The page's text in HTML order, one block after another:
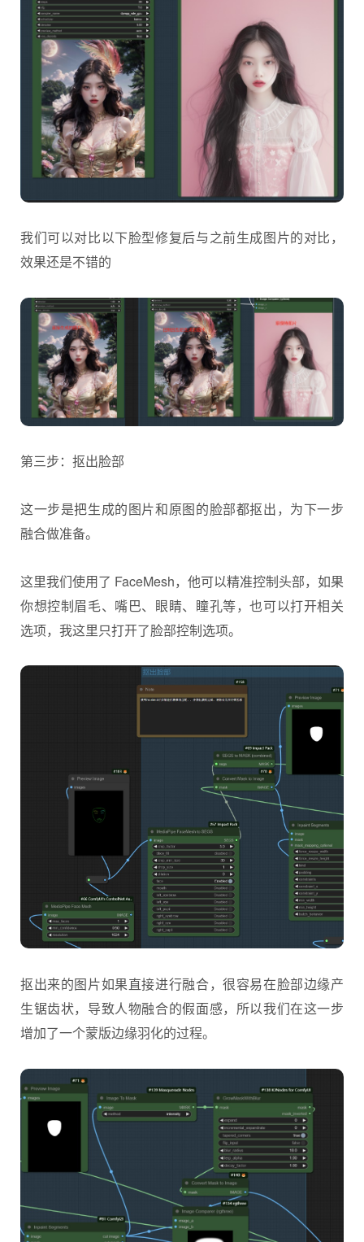
我们可以对比以下脸型修复后与之前生成图片的对比，
效果还是不错的
第三步：抠出脸部
这一步是把生成的图片和原图的脸部都抠出，为下一步
融合做准备。
这里我们使用了 FaceMesh，他可以精准控制头部，如果
你想控制眉毛、嘴巴、眼睛、瞳孔等，也可以打开相关
选项，我这里只打开了脸部控制选项。
抠出来的图片如果直接进行融合，很容易在脸部边缘产
生锯齿状，导致人物融合的假面感，所以我们在这一步
增加了一个蒙版边缘羽化的过程。